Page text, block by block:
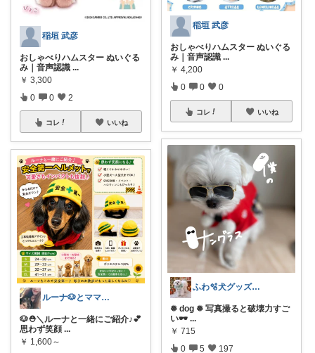
稲垣 武彦
おしゃべりハムスター ぬいぐる
み｜音声認識 ...
￥ 3,300
0 0 2
コレ いいね
ルーナ🐶とママのおすすめROOM✨
🐶⛑️＼ルーナと一緒にご紹介♪💕
思わず笑顔 ...
￥ 1,600～
稲垣 武彦
おしゃべりハムスター ぬいぐる
み｜音声認識 ...
￥ 4,200
0 0 0
コレ いいね
ふわ🫧犬グッズ┊育児┊美容
❅ dog ❅ 写真撮ると破壊力すご
い🕶️ ...
￥ 715
0 5 197